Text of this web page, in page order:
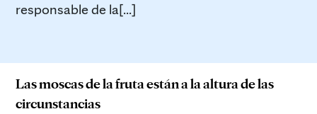
responsable de la[...]
Las moscas de la fruta están a la altura de las
circunstancias